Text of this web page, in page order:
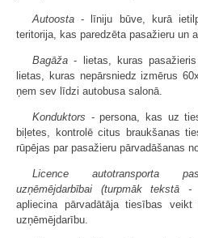
Autoosta - līniju būve, kurā
teritorija, kas paredzēta pasažieru un
Bagāža - lietas, kuras
lietas, kuras nepārsniedz izmērus
ņem sev līdzi autobusa salonā.
Konduktors - persona, kas uz
biļetes, kontrolē citus braukšanas
rūpējas par pasažieru pārvadāšanas
Licence autotransporta
uzņēmējdarbībai (turpmāk tekstā -
apliecina pārvadātāja tiesības veikt
uzņēmējdarību.